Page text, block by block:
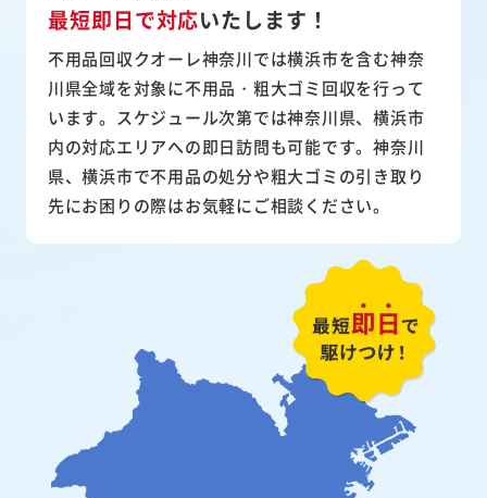
最短即日で対応いたします！
不用品回収クオーレ神奈川では横浜市を含む神奈
川県全域を対象に不用品・粗大ゴミ回収を行って
います。スケジュール次第では神奈川県、横浜市
内の対応エリアへの即日訪問も可能です。神奈川
県、横浜市で不用品の処分や粗大ゴミの引き取り
先にお困りの際はお気軽にご相談ください。